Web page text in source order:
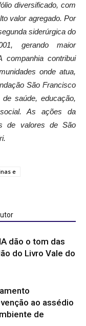
diversificado, com
valor agregado. Por
siderúrgica do
gerando maior
companhia contribui
onde atua,
São Francisco
saúde, educação,
As ações da
de valores de São
e
dão o tom das
do Livro Vale do
ao assédio
de